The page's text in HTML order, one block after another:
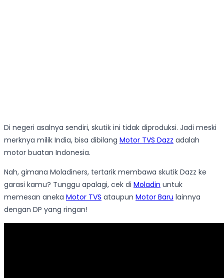
Di negeri asalnya sendiri, skutik ini tidak diproduksi. Jadi meski
merknya milik India, bisa dibilang Motor TVS Dazz adalah
motor buatan Indonesia.
Nah, gimana Moladiners, tertarik membawa skutik Dazz ke
garasi kamu? Tunggu apalagi, cek di Moladin untuk
memesan aneka Motor TVS ataupun Motor Baru lainnya
dengan DP yang ringan!